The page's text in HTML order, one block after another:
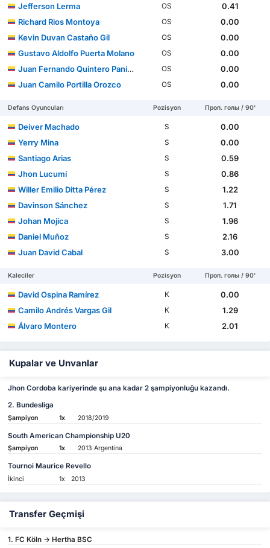
Jefferson Lerma
OS
0.41
Richard Rios Montoya
OS
0.00
Kevin Duvan Castaño Gil
OS
0.00
Gustavo Aldolfo Puerta Molano
OS
0.00
Juan Fernando Quintero Paniagua
OS
0.00
Juan Camilo Portilla Orozco
OS 0.00
Defans Oyuncuları Pozisyon Проп. голы / 90'
Deiver Machado S
0.00
Yerry Mina
S
0.00
Santiago Arias
S
0.59
Jhon Lucumí
S
0.86
Willer Emilio Ditta Pérez
S
1.22
Davinson Sánchez
S
1.71
Johan Mojica
S
1.96
Daniel Muñoz
S
2.16
Juan David Cabal
S 3.00
Kaleciler Pozisyon Проп. голы / 90'
David Ospina Ramírez K
0.00
Camilo Andrés Vargas Gil
K
1.29
Álvaro Montero
K 2.01
Kupalar ve Unvanlar
Jhon Cordoba kariyerinde şu ana kadar 2 şampiyonluğu kazandı.
2. Bundesliga
Şampiyon 1x 2018/2019
South American Championship U20
Şampiyon 1x 2013 Argentina
Tournoi Maurice Revello
İkinci 1x 2013
Transfer Geçmişi
1. FC Köln -> Hertha BSC